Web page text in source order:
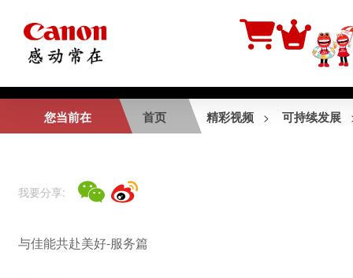
相关视频
录片
与佳能共赴美好-公
益篇2
您当前在 首页 精彩视频 > 可持续发展
我要分享:
与佳能共赴美好-服务篇